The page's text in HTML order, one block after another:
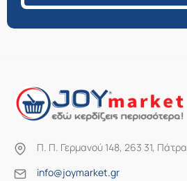
Π. Π. Γερμανού 148, 263 31, Πάτρα
info@joymarket.gr